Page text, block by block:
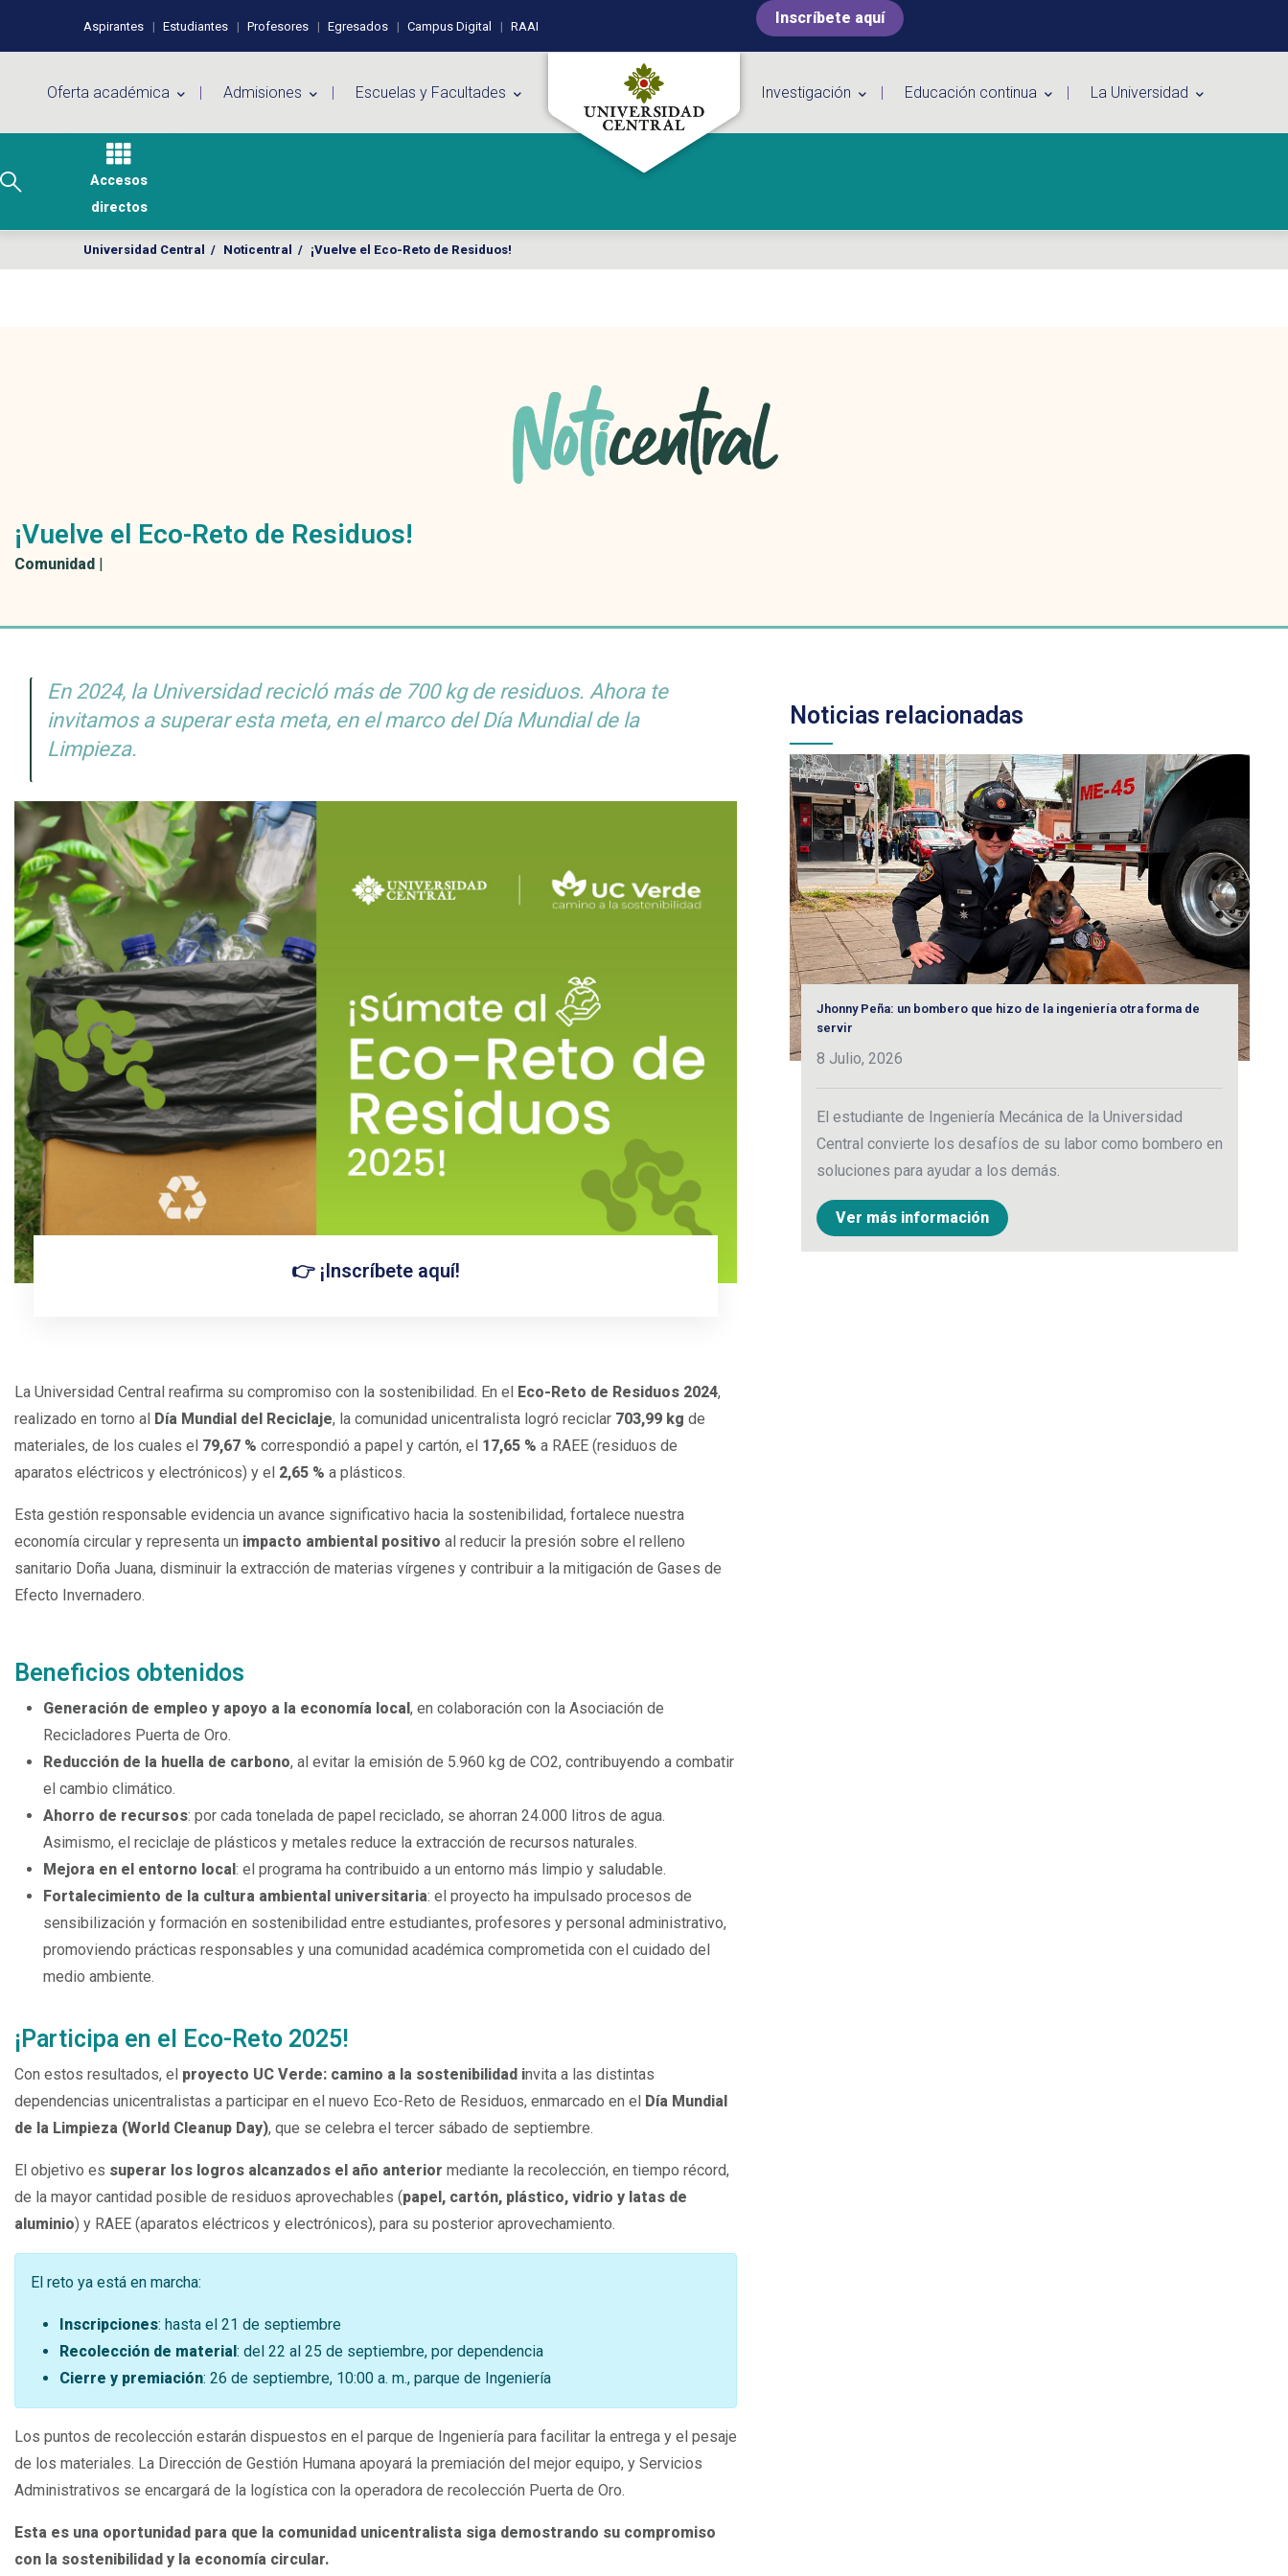
Perfiles de usuario
Aspirantes Estudiantes Profesores Egresados Campus Digital RAAI Inscríbete aquí
Oferta académica Admisiones Escuelas y Facultades Investigación Educación continua La Universidad
Accesos
directos
Universidad Central / Noticentral / ¡Vuelve el Eco-Reto de Residuos!
¡Vuelve el Eco-Reto de Residuos!
Comunidad |
En 2024, la Universidad recicló más de 700 kg de residuos. Ahora te
invitamos a superar esta meta, en el marco del Día Mundial de la
Limpieza.
👉 ¡Inscríbete aquí!
Noticias relacionadas
Jhonny Peña: un bombero que hizo de la ingeniería otra forma de
servir
8 Julio, 2026
El estudiante de Ingeniería Mecánica de la Universidad
Central convierte los desafíos de su labor como bombero en
soluciones para ayudar a los demás.
Ver más información
La Universidad Central reafirma su compromiso con la sostenibilidad. En el Eco-Reto de Residuos 2024,
realizado en torno al Día Mundial del Reciclaje, la comunidad unicentralista logró reciclar 703,99 kg de
materiales, de los cuales el 79,67 % correspondió a papel y cartón, el 17,65 % a RAEE (residuos de
aparatos eléctricos y electrónicos) y el 2,65 % a plásticos.
​​Esta gestión responsable evidencia un avance significativo hacia la sostenibilidad, fortalece nuestra
economía circular y representa un impacto ambiental positivo al reducir la presión sobre el relleno
sanitario Doña Juana, disminuir la extracción de materias vírgenes y contribuir a la mitigación de Gases de
Efecto Invernadero.
Beneficios obtenidos
Generación de empleo y apoyo a la economía local, en colaboración con la Asociación de
Recicladores Puerta de Oro.
Reducción de la huella de carbono, al evitar la emisión de 5.960 kg de CO2, contribuyendo a combatir
el cambio climático.
Ahorro de recursos: por cada tonelada de papel reciclado, se ahorran 24.000 litros de agua.
Asimismo, el reciclaje de plásticos y metales reduce la extracción de recursos naturales.
Mejora en el entorno local: el programa ha contribuido a un entorno más limpio y saludable.
Fortalecimiento de la cultura ambiental universitaria: el proyecto ha impulsado procesos de
sensibilización y formación en sostenibilidad entre estudiantes, profesores y personal administrativo,
promoviendo prácticas responsables y una comunidad académica comprometida con el cuidado del
medio ambiente.
¡Participa en el Eco-Reto 2025!
Con estos resultados, el proyecto UC Verde: camino a la sostenibilidad invita a las distintas
dependencias unicentralistas a participar en el nuevo Eco-Reto de Residuos, enmarcado en el Día Mundial
de la Limpieza (World Cleanup Day), que se celebra el tercer sábado de septiembre.
El objetivo es superar los logros alcanzados el año anterior mediante la recolección, en tiempo récord,
de la mayor cantidad posible de residuos aprovechables (papel, cartón, plástico, vidrio y latas de
aluminio) y RAEE (aparatos eléctricos y electrónicos), para su posterior aprovechamiento.
El reto ya está en marcha:
Inscripciones: hasta el 21 de septiembre
Recolección de material: del 22 al 25 de septiembre, por dependencia
Cierre y premiación: 26 de septiembre, 10:00 a. m., parque de Ingeniería
Los puntos de recolección estarán dispuestos en el parque de Ingeniería para facilitar la entrega y el pesaje
de los materiales. La Dirección de Gestión Humana apoyará la premiación del mejor equipo, y Servicios
Administrativos se encargará de la logística con la operadora de recolección Puerta de Oro.
Esta es una oportunidad para que la comunidad unicentralista siga demostrando su compromiso
con la sostenibilidad y la economía circular.